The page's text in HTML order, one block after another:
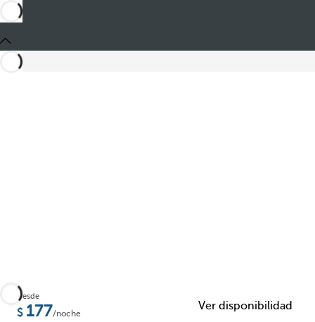
Añadir a favoritos
Desde
177/noche
Ver disponibilidad